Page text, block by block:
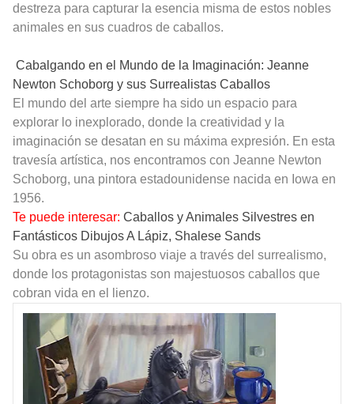
destreza para capturar la esencia misma de estos nobles
animales en sus cuadros de caballos.
Cabalgando en el Mundo de la Imaginación: Jeanne
Newton Schoborg y sus Surrealistas Caballos
El mundo del arte siempre ha sido un espacio para
explorar lo inexplorado, donde la creatividad y la
imaginación se desatan en su máxima expresión. En esta
travesía artística, nos encontramos con Jeanne Newton
Schoborg, una pintora estadounidense nacida en Iowa en
1956.
Te puede interesar: Caballos y Animales Silvestres en
Fantásticos Dibujos A Lápiz, Shalese Sands
Su obra es un asombroso viaje a través del surrealismo,
donde los protagonistas son majestuosos caballos que
cobran vida en el lienzo.